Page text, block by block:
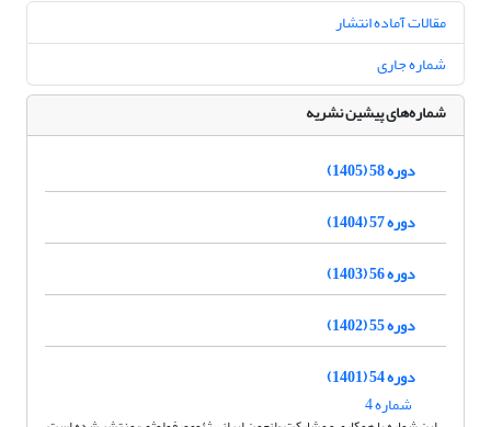
مقالات آماده انتشار
شماره جاری
شماره‌های پیشین نشریه
دوره 58 (1405)
دوره 57 (1404)
دوره 56 (1403)
دوره 55 (1402)
دوره 54 (1401)
شماره 4